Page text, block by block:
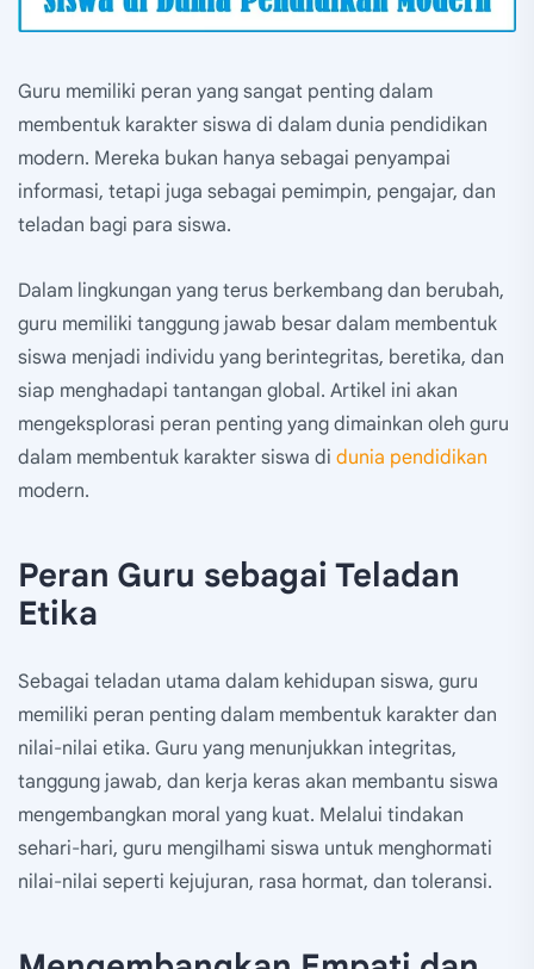
Guru memiliki peran yang sangat penting dalam
membentuk karakter siswa di dalam dunia pendidikan
modern. Mereka bukan hanya sebagai penyampai
informasi, tetapi juga sebagai pemimpin, pengajar, dan
teladan bagi para siswa.
Dalam lingkungan yang terus berkembang dan berubah,
guru memiliki tanggung jawab besar dalam membentuk
siswa menjadi individu yang berintegritas, beretika, dan
siap menghadapi tantangan global. Artikel ini akan
mengeksplorasi peran penting yang dimainkan oleh guru
dalam membentuk karakter siswa di dunia pendidikan
modern.
Peran Guru sebagai Teladan
Etika
Sebagai teladan utama dalam kehidupan siswa, guru
memiliki peran penting dalam membentuk karakter dan
nilai-nilai etika. Guru yang menunjukkan integritas,
tanggung jawab, dan kerja keras akan membantu siswa
mengembangkan moral yang kuat. Melalui tindakan
sehari-hari, guru mengilhami siswa untuk menghormati
nilai-nilai seperti kejujuran, rasa hormat, dan toleransi.